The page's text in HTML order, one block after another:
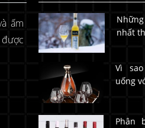
ấm
được
nhất
Vì
uống
Phân